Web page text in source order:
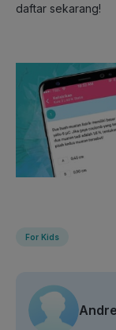
daftar sekarang!
For Kids